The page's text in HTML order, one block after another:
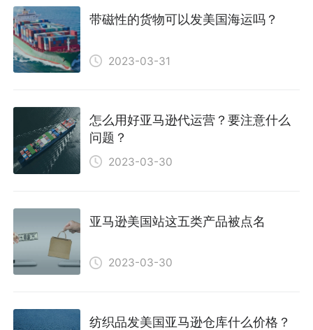
带磁性的货物可以发美国海运吗？
2023-03-31
怎么用好亚马逊代运营？要注意什么
问题？
2023-03-30
亚马逊美国站这五类产品被点名
2023-03-30
纺织品发美国亚马逊仓库什么价格？